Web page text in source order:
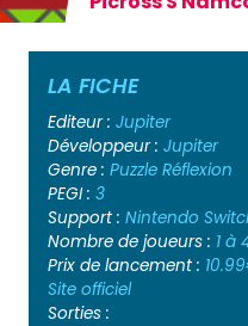
LA FICHE
Editeur : Jupiter
Développeur : Jupiter
Genre : Puzzle Réflexion
PEGI : 3
Support : Nintendo
Nombre de joueurs : 1 à
Prix de lancement :
Site officiel
Sorties :